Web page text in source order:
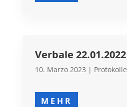
Verbale 22.01.2022
10. Marzo 2023 | Protokolle
MEHR